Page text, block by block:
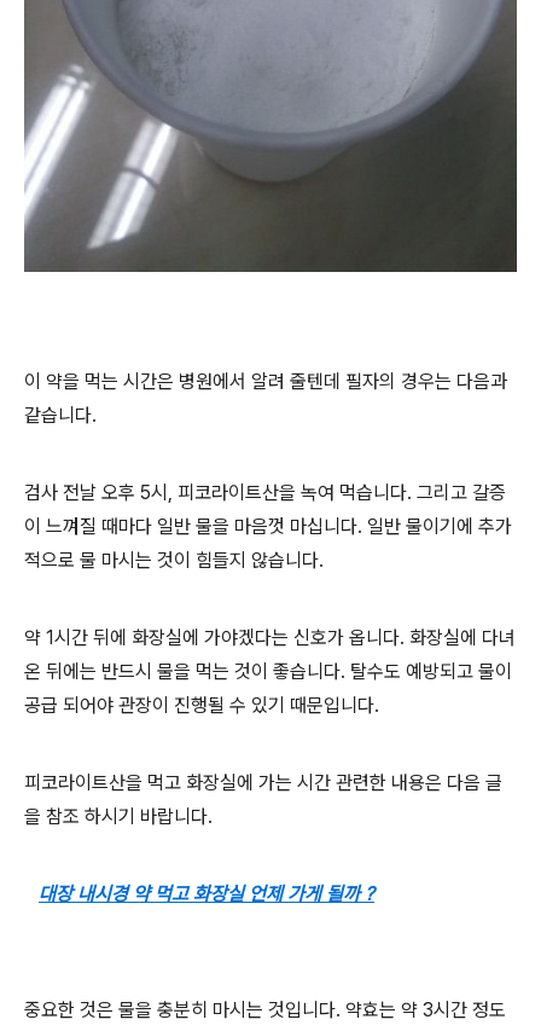
이 약을 먹는 시간은 병원에서 알려 줄텐데 필자의 경우는 다음과
같습니다.
검사 전날 오후 5시, 피코라이트산을 녹여 먹습니다. 그리고 갈증
이 느껴질 때마다 일반 물을 마음껏 마십니다. 일반 물이기에 추가
적으로 물 마시는 것이 힘들지 않습니다.
약 1시간 뒤에 화장실에 가야겠다는 신호가 옵니다. 화장실에 다녀
온 뒤에는 반드시 물을 먹는 것이 좋습니다. 탈수도 예방되고 물이
공급 되어야 관장이 진행될 수 있기 때문입니다.
피코라이트산을 먹고 화장실에 가는 시간 관련한 내용은 다음 글
을 참조 하시기 바랍니다.
대장 내시경 약 먹고 화장실 언제 가게 될까 ?
중요한 것은 물을 충분히 마시는 것입니다. 약효는 약 3시간 정도